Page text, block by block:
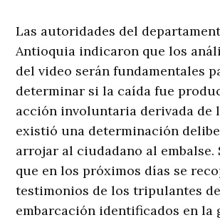
Las autoridades del
Antioquia indicaron que los
del video serán fundamentales
determinar si la caída fue
acción involuntaria derivada de
existió una determinación
arrojar al ciudadano al embalse.
que en los próximos días se
testimonios de los tripulantes
embarcación identificados en la